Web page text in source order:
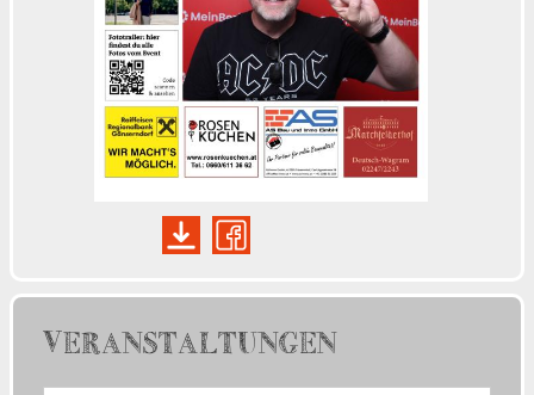
VERANSTALTUNGEN